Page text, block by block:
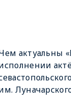
актуальны